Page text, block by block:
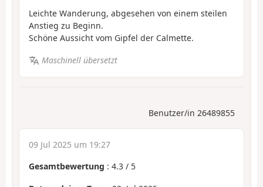
Leichte Wanderung, abgesehen von einem steilen
Anstieg zu Beginn.
Schöne Aussicht vom Gipfel der Calmette.
Maschinell übersetzt
Benutzer/in 26489855
09 Jul 2025 um 19:27
Gesamtbewertung : 4.3 / 5